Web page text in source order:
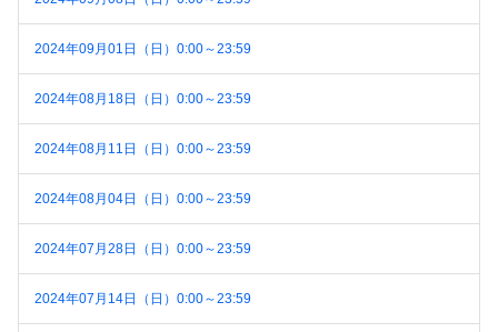
2024年09月01日（日）0:00～23:59
2024年08月18日（日）0:00～23:59
2024年08月11日（日）0:00～23:59
2024年08月04日（日）0:00～23:59
2024年07月28日（日）0:00～23:59
2024年07月14日（日）0:00～23:59